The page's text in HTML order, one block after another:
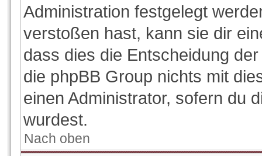
Administration festgelegt
verstoßen hast, kann sie dir
dass dies die Entscheidung
die phpBB Group nichts mit
einen Administrator, sofern du
wurdest.
Nach oben